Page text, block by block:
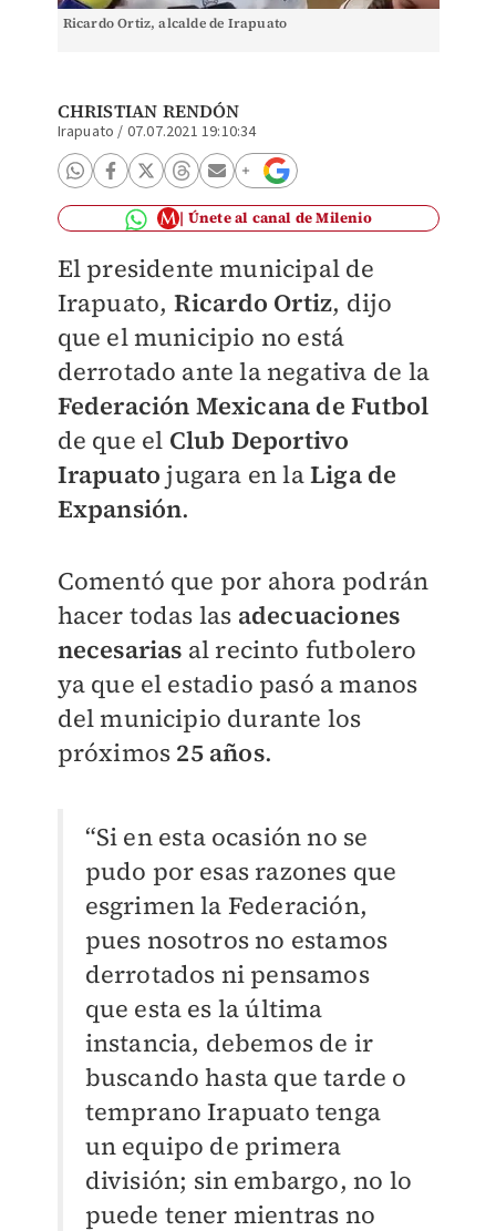
Ricardo Ortiz, alcalde de Irapuato
CHRISTIAN RENDÓN
Irapuato / 07.07.2021 19:10:34
Únete al canal de Milenio
El presidente municipal de
Irapuato, Ricardo Ortiz, dijo
que el municipio no está
derrotado ante la negativa de la
Federación Mexicana de Futbol
de que el Club Deportivo
Irapuatojugara en laLiga de
Expansión.
Comentó que por ahora podrán
hacer todas las adecuaciones
necesarias al recinto futbolero
ya que el estadio pasó a manos
del municipio durante los
próximos 25 años.
“Si en esta ocasión no se
pudo por esas razones que
esgrimen la Federación,
pues nosotros no estamos
derrotados ni pensamos
que esta es la última
instancia, debemos de ir
buscando hasta que tarde o
temprano Irapuato tenga
un equipo de primera
división; sin embargo, no lo
puede tener mientras no